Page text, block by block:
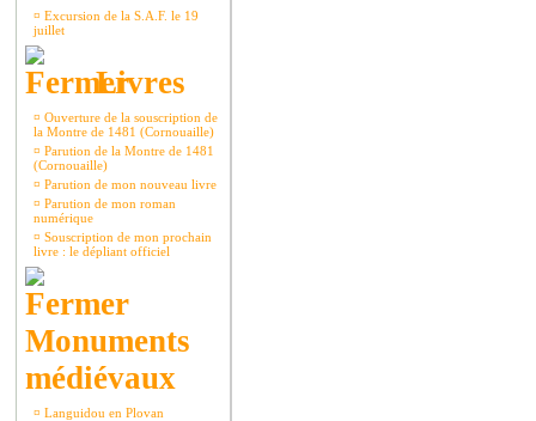
¤ Excursion de la S.A.F. le 19
juillet
Livres
¤ Ouverture de la souscription de
la Montre de 1481 (Cornouaille)
¤ Parution de la Montre de 1481
(Cornouaille)
¤ Parution de mon nouveau livre
¤ Parution de mon roman
numérique
¤ Souscription de mon prochain
livre : le dépliant officiel
Monuments
médiévaux
¤ Languidou en Plovan